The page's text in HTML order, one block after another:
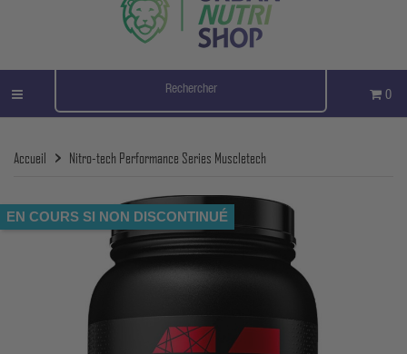
0
Accueil Nitro-tech Performance Series Muscletech
EN COURS SI NON DISCONTINUÉ